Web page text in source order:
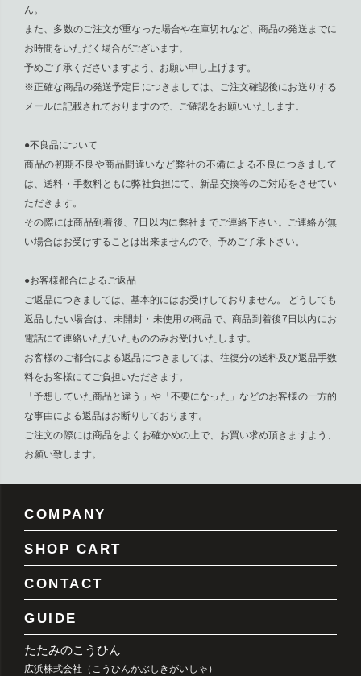
ん。
また、多数のご注文が重なった場合や在庫切れなど、商品の発送までに
お時間をいただく場合がございます。
予めご了承くださいますよう、お願い申し上げます。
※正確な商品の発送予定日につきましては、ご注文確認後にお送りする
メールに記載されておりますので、ご確認をお願いいたします。
●不良品について
商品の初期不良や商品間違いなど弊社の不備による不良につきまして
は、送料・手数料ともに弊社負担にて、新品交換等のご対応をさせてい
ただきます。
その際には商品到着後、7日以内に弊社までご連絡下さい。ご連絡が無
い場合はお受けすることは出来ませんので、予めご了承下さい。
●お客様都合によるご返品
ご返品につきましては、基本的にはお受けしておりません。 どうしても
返品したい場合は、未開封・未使用の商品で、商品到着後7日以内にお
電話にて連絡いただいたもののみお受けいたします。
お客様のご都合による返品につきましては、往復分の送料及び返品手数
料をお客様にてご負担いただきます。
「予想していた商品と違う」や「不要になった」などのお客様の一方的
な事由による返品はお断りしております。
ご注文の際には商品をよくお確かめの上で、お買い求め頂きますよう、
お願い致します。
COMPANY
SHOP CART
CONTACT
GUIDE
たたみのこうひん
広浜株式会社（こうひんかぶしきがいしゃ）